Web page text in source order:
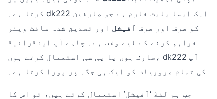
کرتا ہے۔ dk222 ایک ایسا پلیٹ فارم ہے جو صارفین
کو صرف اور صرف آفیشل اور تصدیق شدہ سافٹ ویئر
فراہم کرنے کے لیے وقف ہے۔ چاہے آپ اینڈرائیڈ
صارف ہوں یا پی سی استعمال کرتے ہوں، dk222 آپ
کی تمام ضروریات کو ایک ہی جگہ پر پورا کرتا ہے۔
جب ہم لفظ ‘آفیشل’ استعمال کرتے ہیں، تو اس کا